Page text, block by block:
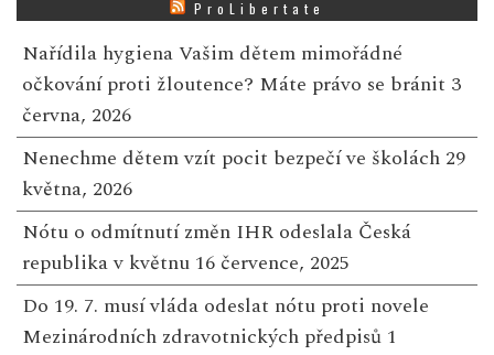
ProLibertate
Nařídila hygiena Vašim dětem mimořádné
očkování proti žloutence? Máte právo se bránit 3
června, 2026
Nenechme dětem vzít pocit bezpečí ve školách 29
května, 2026
Nótu o odmítnutí změn IHR odeslala Česká
republika v květnu 16 července, 2025
Do 19. 7. musí vláda odeslat nótu proti novele
Mezinárodních zdravotnických předpisů 1